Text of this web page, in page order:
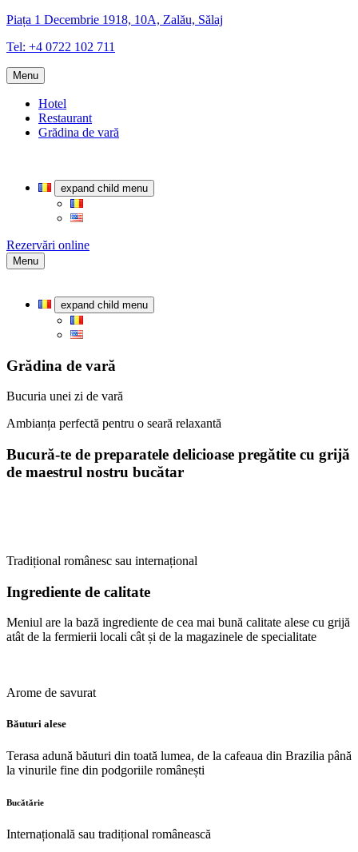
Piața 1 Decembrie 1918, 10A, Zalău, Sălaj
Tel: +4 0722 102 711
Menu
Hotel
Restaurant
Grădina de vară
expand child menu
Rezervări online
Menu
expand child menu
Grădina de vară
Bucuria unei zi de vară
Ambianța perfectă pentru o seară relaxantă
Bucură-te de preparatele delicioase pregătite cu grijă
de maestrul nostru bucătar
Tradițional românesc sau internațional
Ingrediente de calitate
Meniul are la bază ingrediente de cea mai bună calitate alese cu grijă
atât de la fermierii locali cât și de la magazinele de specialitate
Arome de savurat
Băuturi alese
Terasa adună băuturi din toată lumea, de la cafeaua din Brazilia până
la vinurile fine din podgoriile românești
Bucătărie
Internațională sau tradițional românească